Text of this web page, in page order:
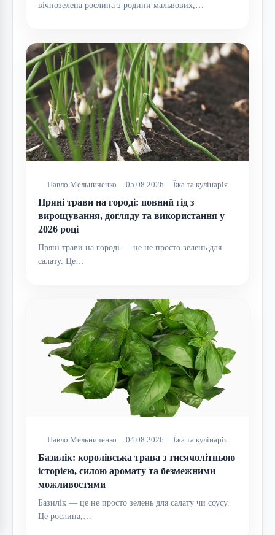
вічнозелена рослина з родини мальвових,…
Павло Мельниченко 05.08.2026 Їжа та кулінарія
Пряні трави на городі: повний гід з
вирощування, догляду та використання у
2026 році
Пряні трави на городі — це не просто зелень для
салату. Це…
Павло Мельниченко 04.08.2026 Їжа та кулінарія
Базилік: королівська трава з тисячолітньою
історією, силою аромату та безмежними
можливостями
Базилік — це не просто зелень для салату чи соусу.
Це рослина,…